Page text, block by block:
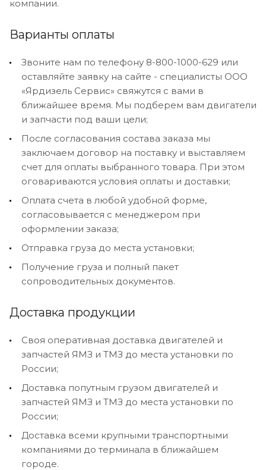
компании.
Варианты оплаты
Звоните нам по телефону 8-800-1000-629 или
оставляйте заявку на сайте - специалисты ООО
«Ярдизель Сервис» свяжутся с вами в
ближайшее время. Мы подберем вам двигатели
и запчасти под ваши цели;
После согласования состава заказа мы
заключаем договор на поставку и выставляем
счет для оплаты выбранного товара. При этом
оговариваются условия оплаты и доставки;
Оплата счета в любой удобной форме,
согласовывается с менеджером при
оформлении заказа;
Отправка груза до места установки;
Получение груза и полный пакет
сопроводительных документов.
Доставка продукции
Своя оперативная доставка двигателей и
запчастей ЯМЗ и ТМЗ до места установки по
России;
Доставка попутным грузом двигателей и
запчастей ЯМЗ и ТМЗ до места установки по
России;
Доставка всеми крупными транспортными
компаниями до терминала в ближайшем
городе.